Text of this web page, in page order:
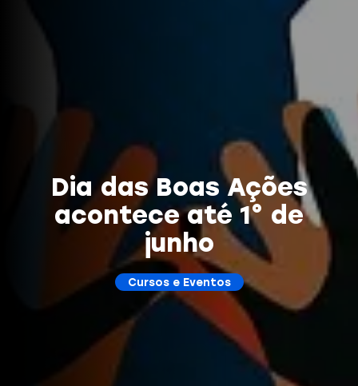
Dia das Boas Ações
acontece até 1° de
junho
Cursos e Eventos